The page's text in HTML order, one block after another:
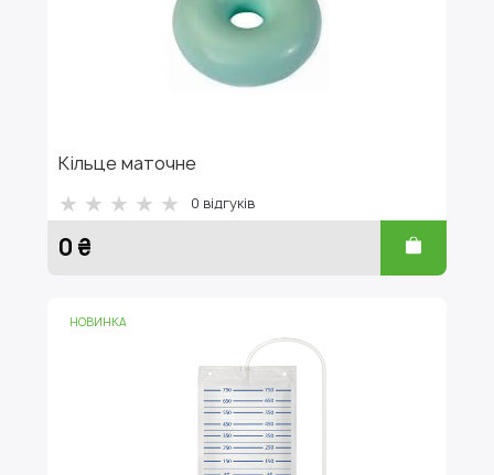
Кільце маточне
0 відгуків
0 ₴
НОВИНКА